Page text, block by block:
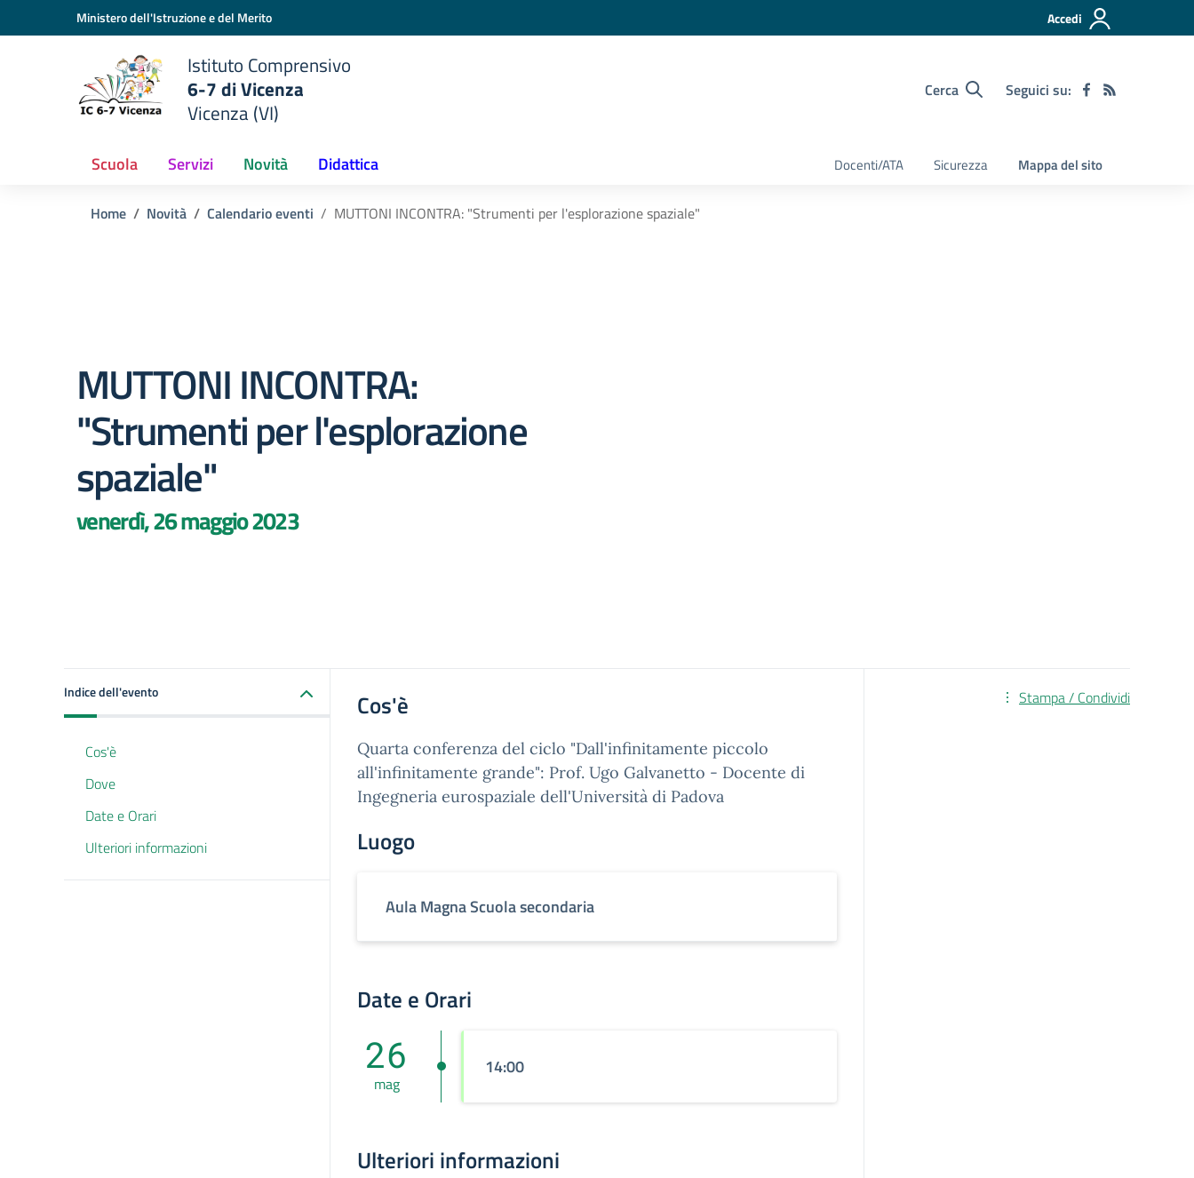
Vai ai contenuti
Vai al menu di navigazioneMinistero dell'Istruzione e del Merito Accedi
Istituto Comprensivo
6-7 di Vicenza
Vicenza (VI)
Cerca Seguici su:
Scuola Servizi Novità Didattica Docenti/ATA Sicurezza Mappa del sito
Home Novità Calendario eventi MUTTONI INCONTRA: "Strumenti per l'esplorazione spaziale"
MUTTONI INCONTRA:
"Strumenti per l'esplorazione
spaziale"
venerdì, 26 maggio 2023
Indice dell'evento
Cos'è
Dove
Date e Orari
Ulteriori informazioni
Cos'è
Quarta conferenza del ciclo "Dall'infinitamente piccolo
all'infinitamente grande": Prof. Ugo Galvanetto - Docente di
Ingegneria eurospaziale dell'Università di Padova
Luogo
Aula Magna Scuola secondaria
Date e Orari
26
mag
14:00
Ulteriori informazioni
Stampa / Condividi